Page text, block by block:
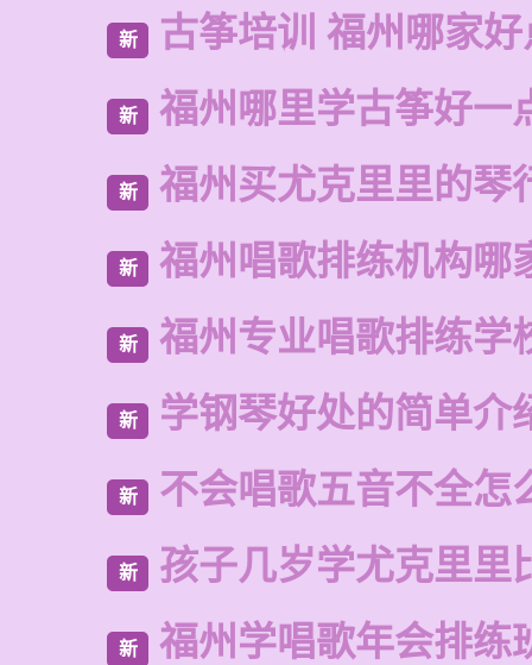
新 古筝培训 福州哪家好
新 福州哪里学古筝好一
新 福州买尤克里里的琴
新 福州唱歌排练机构哪
新 福州专业唱歌排练学
新 学钢琴好处的简单介
新 不会唱歌五音不全怎
新 孩子几岁学尤克里里
新 福州学唱歌年会排练